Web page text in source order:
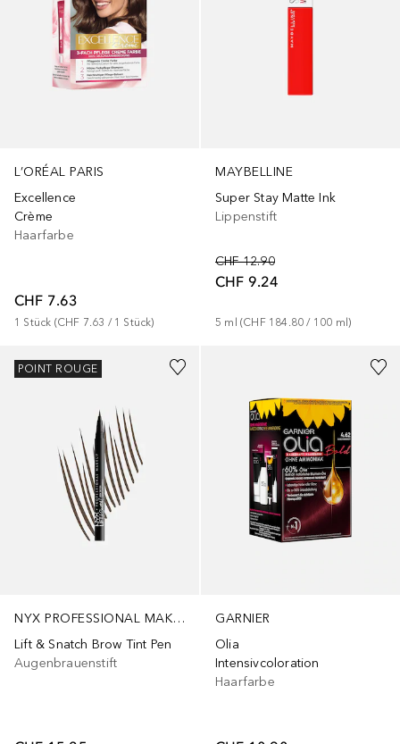
L’ORÉAL PARIS
Excellence
Crème
Haarfarbe
CHF 7.63
1 Stück (CHF 7.63 / 1 Stück)
MAYBELLINE
Super Stay Matte Ink
Lippenstift
CHF 12.90
CHF 9.24
5 ml (CHF 184.80 / 100 ml)
NYX PROFESSIONAL MAKEUP
Lift & Snatch Brow Tint Pen
Augenbrauenstift
POINT ROUGE
GARNIER
Olia
Intensivcoloration
Haarfarbe
+18